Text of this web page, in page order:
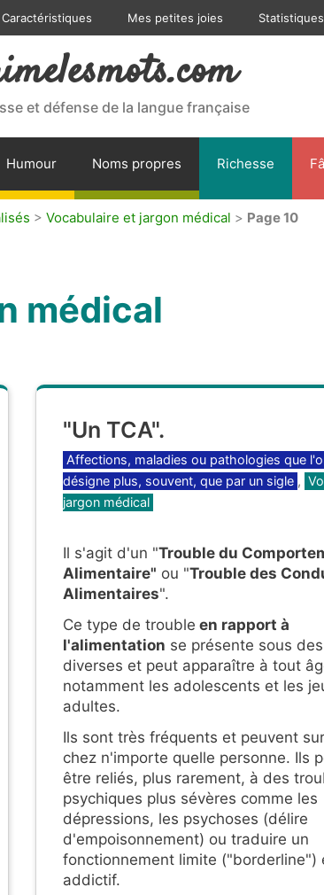
Caractéristiques Mes petites joies Statistiques
et défense de la langue française
Humour Noms propres Richesse
> Vocabulaire et jargon médical > Page 10
médical
"Un TCA".
Catégories
Affections, maladies ou pathologies que
désigne plus, souvent, que par un sigle ,
jargon médical
Il s'agit d'un "Trouble du
Alimentaire" ou "Trouble des
Alimentaires".
Ce type de trouble en rapport à
l'alimentation se présente sous
diverses et peut apparaître à tout
notamment les adolescents et les
adultes.
Ils sont très fréquents et peuvent
chez n'importe quelle personne. Ils
être reliés, plus rarement, à des
psychiques plus sévères comme les
dépressions, les psychoses (délire
d'empoisonnement) ou traduire un
fonctionnement limite ("borderline")
addictif.